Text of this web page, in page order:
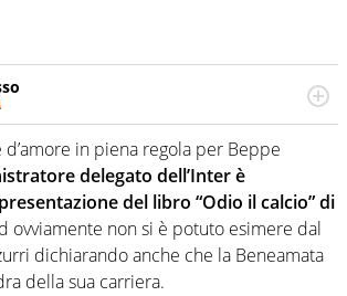
americani non hanno segreti: basket,
e la capacità innata di trovare la notizia
vedono granché
in piena regola per Beppe
delegato dell’Inter è
del libro “Odio il calcio” di
ovviamente non si è potuto esimere dal
dichiarando anche che la Beneamata
della sua carriera.